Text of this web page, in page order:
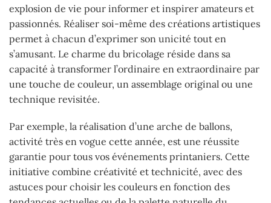
explosion de vie pour informer et inspirer amateurs et
passionnés. Réaliser soi-même des créations artistiques
permet à chacun d’exprimer son unicité tout en
s’amusant. Le charme du bricolage réside dans sa
capacité à transformer l’ordinaire en extraordinaire par
une touche de couleur, un assemblage original ou une
technique revisitée.
Par exemple, la réalisation d’une arche de ballons,
activité très en vogue cette année, est une réussite
garantie pour tous vos événements printaniers. Cette
initiative combine créativité et technicité, avec des
astuces pour choisir les couleurs en fonction des